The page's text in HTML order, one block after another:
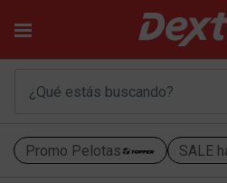
Promo Pelotas SALE